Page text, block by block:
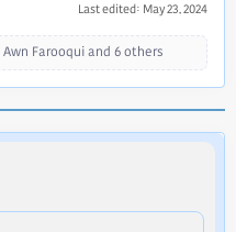
Last edited: May 23, 2024
Awn Farooquiand 6 others